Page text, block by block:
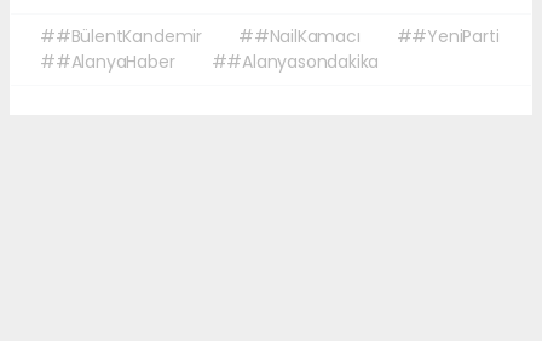
##BülentKandemir ##NailKamacı
##YeniParti
##AlanyaHaber
##Alanyasondakika